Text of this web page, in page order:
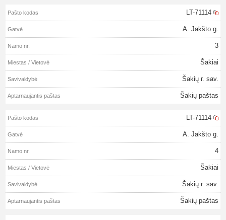
LT-71114
A. Jakšto g.
3
Šakiai
Šakių r. sav.
Šakių paštas
LT-71114
A. Jakšto g.
4
Šakiai
Šakių r. sav.
Šakių paštas